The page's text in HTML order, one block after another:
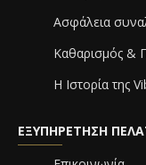
Ασφάλεια
Καθαρισμός &
Η Ιστορία της
ΕΞΥΠΗΡΈΤΗΣΗ